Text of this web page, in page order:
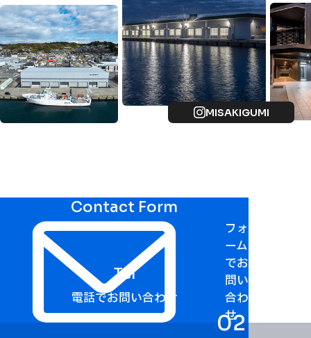
MISAKIGUMI
Contact Form
フォ
ーム
でお
問い
合わ
せ
Tel
電話でお問い合わせ
02